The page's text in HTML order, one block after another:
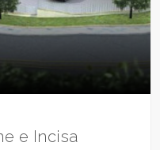
e Incisa